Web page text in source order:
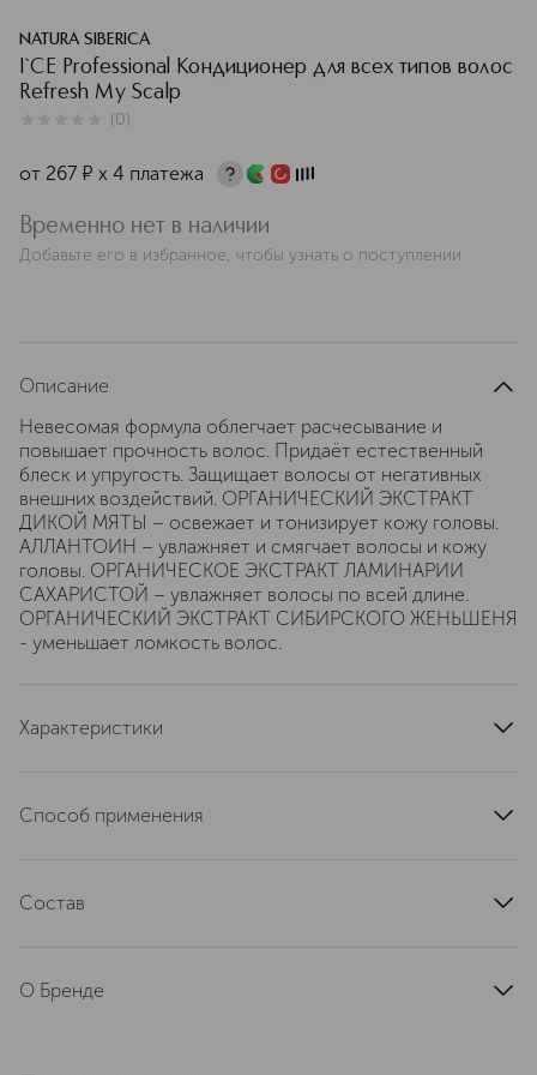
NATURA SIBERICA
I`CE Professional Кондиционер для всех типов волос
Refresh My Scalp
(0)
от 267 ¤ х 4 платежа
Временно нет в наличии
Добавьте его в избранное, чтобы узнать о поступлении
Описание
Невесомая формула облегчает расчесывание и
повышает прочность волос. Придаёт естественный
блеск и упругость. Защищает волосы от негативных
внешних воздействий. ОРГАНИЧЕСКИЙ ЭКСТРАКТ
ДИКОЙ МЯТЫ – освежает и тонизирует кожу головы.
АЛЛАНТОИН – увлажняет и смягчает волосы и кожу
головы. ОРГАНИЧЕСКОЕ ЭКСТРАКТ ЛАМИНАРИИ
САХАРИСТОЙ – увлажняет волосы по всей длине.
ОРГАНИЧЕСКИЙ ЭКСТРАКТ СИБИРСКОГО ЖЕНЬШЕНЯ
- уменьшает ломкость волос.
Характеристики
Способ применения
Состав
MINT EXTRACT), LAMINARIA SACCHARINA EXTRACT WH
О Бренде